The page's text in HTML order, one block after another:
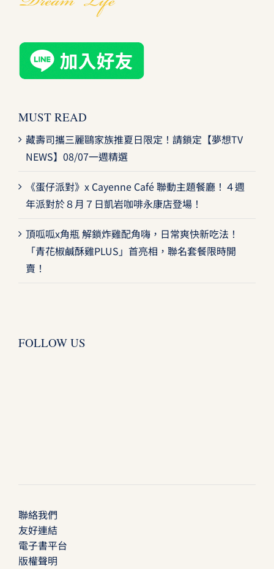
MUST READ
藏壽司攜三麗鷗家族推夏日限定！請鎖定【夢想TV
NEWS】08/07一週精選
《蛋仔派對》x Cayenne Café 聯動主題餐廳！４週
年派對於８月７日凱岩咖啡永康店登場！
頂呱呱x角瓶 解鎖炸雞配角嗨，日常爽快新吃法！
「青花椒鹹酥雞PLUS」首亮相，聯名套餐限時開
賣！
FOLLOW US
聯絡我們
友好連結
電子書平台
版權聲明